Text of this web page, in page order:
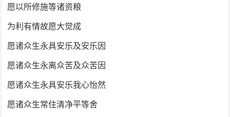
愿以所修施等诸资粮
为利有情故愿大觉成
愿诸众生永具安乐及安乐因
愿诸众生永离众苦及众苦因
愿诸众生永具安乐我心怡然
愿诸众生常住清净平等舍